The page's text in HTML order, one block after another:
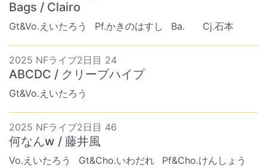
Bags / Clairo
Gt&Vo.えいたろう Pf.かきのはすし Ba. ︎︎ Cj.石本
2025 NFライブ2日目 24
ABCDC / クリープハイプ
Gt&Vo.えいたろう
2025 NFライブ2日目 46
何なんw / 藤井風
Vo.えいたろう Gt&Cho.いわだれ Pf&Cho.けんしょう